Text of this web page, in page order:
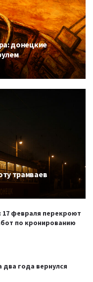
донецкие
трамваев
февраля перекроют
по кронированию
года вернулся